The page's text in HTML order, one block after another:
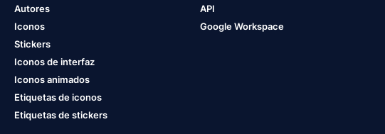
Autores
Iconos
Stickers
Iconos de interfaz
Iconos animados
Etiquetas de iconos
Etiquetas de stickers
API
Google Workspace